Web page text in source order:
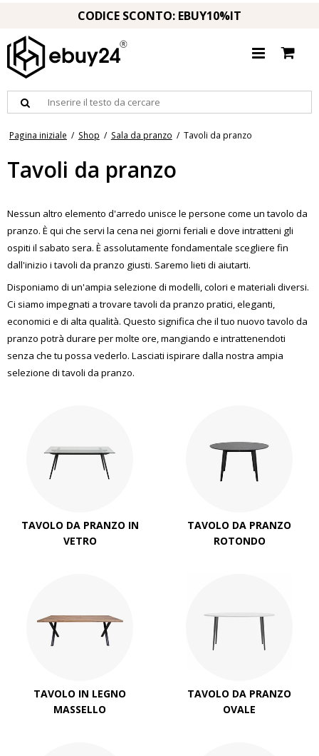
CODICE SCONTO: EBUY10%IT
Pagina iniziale / Shop / Sala da pranzo / Tavoli da pranzo
Tavoli da pranzo
Nessun altro elemento d'arredo unisce le persone come un tavolo da
pranzo. È qui che servi la cena nei giorni feriali e dove intratteni gli
ospiti il ​​sabato sera. È assolutamente fondamentale scegliere fin
dall'inizio i tavoli da pranzo giusti. Saremo lieti di aiutarti.
Disponiamo di un'ampia selezione di modelli, colori e materiali diversi.
Ci siamo impegnati a trovare tavoli da pranzo pratici, eleganti,
economici e di alta qualità. Questo significa che il tuo nuovo tavolo da
pranzo potrà durare per molte ore, mangiando e intrattenendoti
senza che tu possa vederlo. Lasciati ispirare dalla nostra ampia
selezione di tavoli da pranzo.
TAVOLO DA PRANZO IN
VETRO
TAVOLO DA PRANZO
ROTONDO
TAVOLO IN LEGNO
MASSELLO
TAVOLO DA PRANZO
OVALE